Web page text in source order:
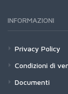
INFORMAZIONI
Privacy Policy
Condizioni di
Documenti